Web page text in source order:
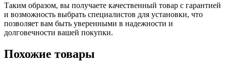
Таким образом, вы получаете качественный товар с гарантией
и возможность выбрать специалистов для установки, что
позволяет вам быть уверенными в надежности и
долговечности вашей покупки.
Похожие товары